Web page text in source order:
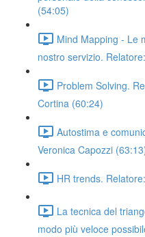
(54:05)
Mind Mapping - Le
nostro servizio.
Problem Solving.
Cortina (60:24)
Autostima e
Veronica Capozzi
HR trends.
La tecnica del
modo più veloce